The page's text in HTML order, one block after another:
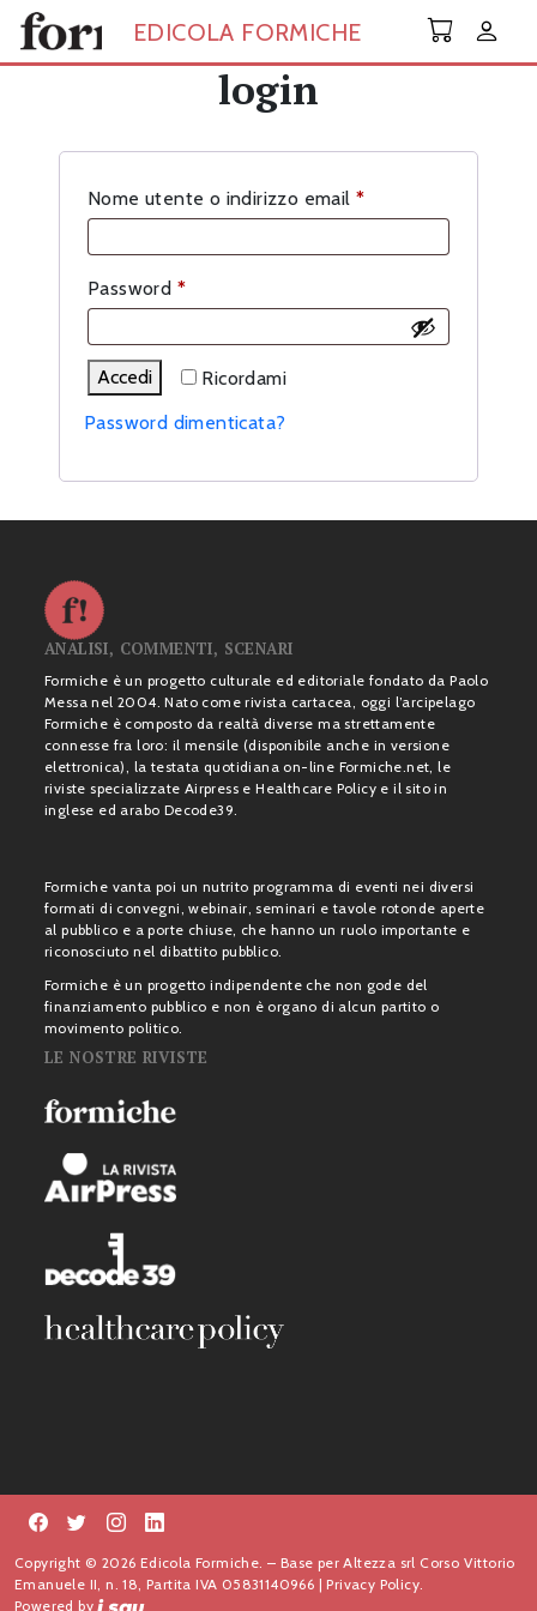
Skip to main content
EDICOLA FORMICHE
login
Nome utente o indirizzo email *Richiesto
Password *Richiesto
Ricordami
Accedi
Password dimenticata?
ANALISI, COMMENTI, SCENARI
Formiche è un progetto culturale ed editoriale fondato da Paolo
Messa nel 2004. Nato come rivista cartacea, oggi l’arcipelago
Formiche è composto da realtà diverse ma strettamente
connesse fra loro: il mensile (disponibile anche in versione
elettronica), la testata quotidiana on-line Formiche.net, le
riviste specializzate Airpress e Healthcare Policy e il sito in
inglese ed arabo Decode39.
Formiche vanta poi un nutrito programma di eventi nei diversi
formati di convegni, webinair, seminari e tavole rotonde aperte
al pubblico e a porte chiuse, che hanno un ruolo importante e
riconosciuto nel dibattito pubblico.
Formiche è un progetto indipendente che non gode del
finanziamento pubblico e non è organo di alcun partito o
movimento politico.
LE NOSTRE RIVISTE
Copyright © 2026 Edicola Formiche. – Base per Altezza srl Corso Vittorio
Emanuele II, n. 18, Partita IVA 05831140966 |Privacy Policy.
Powered by